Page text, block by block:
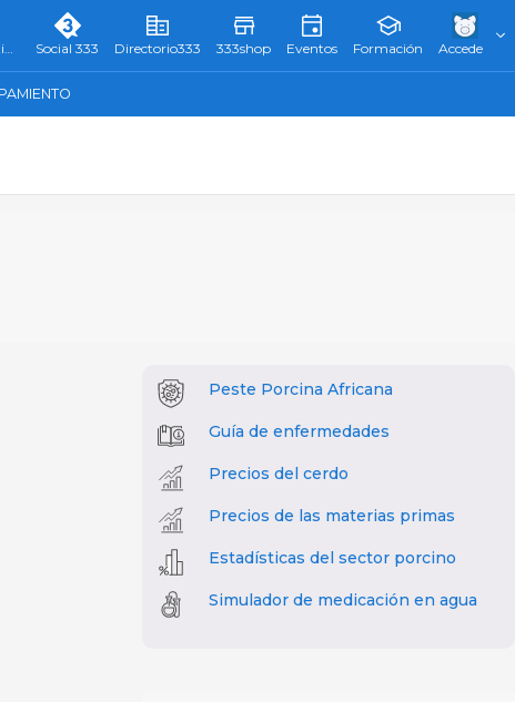
ES (Argentina) Social 333 Directorio333 333shop Eventos Formación Accede
Peste Porcina Africana
Guía de enfermedades
Precios del cerdo
Precios de las materias primas
Estadísticas del sector porcino
Simulador de medicación en agua